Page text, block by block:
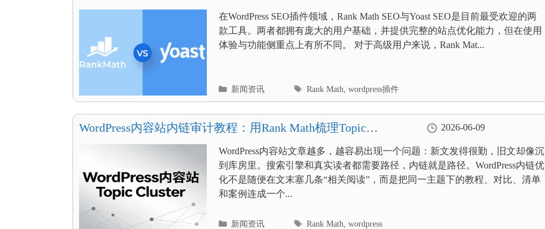
在WordPress SEO插件领域，Rank Math SEO与Yoast SEO是目前最受欢迎的两
款工具。两者都拥有庞大的用户基础，并提供完整的站点优化能力，但在使用
体验与功能侧重点上有所不同。 对于高级用户来说，Rank Mat...
分
类
目
录
新闻资讯
标
签
Rank Math,wordpress插件
WordPress内容站内链审计教程：用Rank Math梳理Topic
2026-06-09
WordPress内容站文章越多，越容易出现一个问题：新文发得很勤，旧文却像沉
到库房里。搜索引擎和真实读者都需要路径，内链就是路径。WordPress内链优
化不是随便在文末塞几条“相关阅读”，而是把同一主题下的教程、对比、清单
和案例连成一个...
分
新闻资讯
标
Rank Math,wordpress